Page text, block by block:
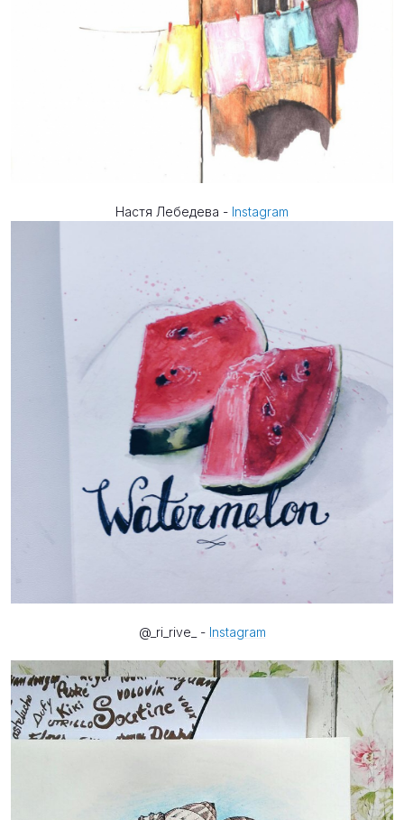
Настя Лебедева - Instagram
@_ri_rive_ - Instagram